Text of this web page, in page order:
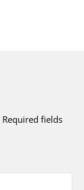
Required fields